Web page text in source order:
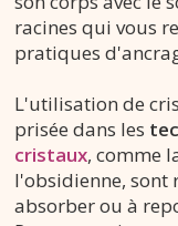
racines qui vous
pratiques
L'utilisation de
prisée dans les
cristaux, comme
l'obsidienne, sont
absorber ou à